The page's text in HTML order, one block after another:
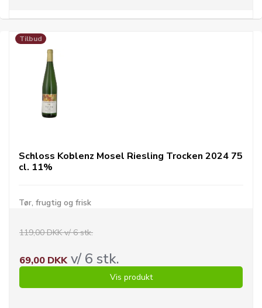
Tilbud
Schloss Koblenz Mosel Riesling Trocken 2024 75
cl. 11%
Tør, frugtig og frisk
119,00 DKK v/ 6 stk.
69,00 DKKv/ 6 stk.
Vis produkt